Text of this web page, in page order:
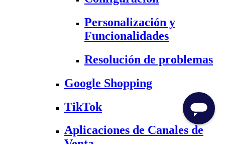
Personalización y
Funcionalidades
Resolución de problemas
Google Shopping
TikTok
Aplicaciones de Canales de